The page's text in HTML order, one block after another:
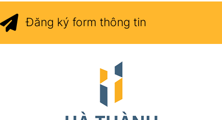
Đăng ký form thông tin